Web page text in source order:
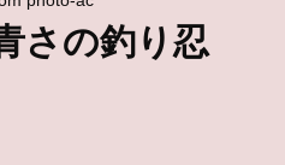
さの釣り忍